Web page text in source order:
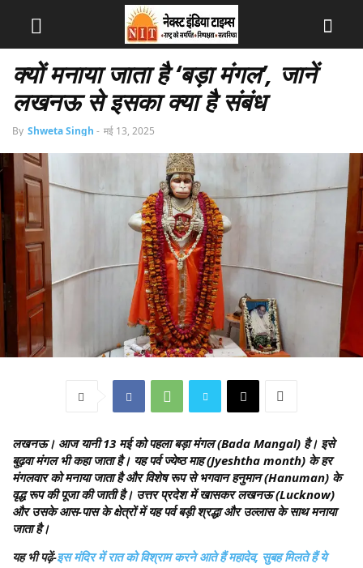
क्यों मनाया जाता है ‘बड़ा मंगल’, जानें
लखनऊ से इसका क्या है संबंध
By Shweta Singh - मई 13, 2025
लखनऊ। आज यानी 13 मई को पहला बड़ा मंगल (Bada Mangal) है। इसे
बुढ़वा मंगल भी कहा जाता है। यह पर्व ज्येष्ठ माह (Jyeshtha month) के हर
मंगलवार को मनाया जाता है और विशेष रूप से भगवान हनुमान (Hanuman) के
वृद्ध रूप की पूजा की जाती है। उत्तर प्रदेश में खासकर लखनऊ (Lucknow)
और उसके आस-पास के क्षेत्रों में यह पर्व बड़ी श्रद्धा और उल्लास के साथ मनाया
जाता है।
यह भी पढ़ें-इस मंदिर में रात को विश्राम करने आते हैं महादेव, सुबह मिलते हैं ये